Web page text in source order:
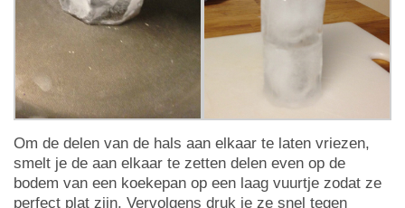
Om de delen van de hals aan elkaar te laten vriezen,
smelt je de aan elkaar te zetten delen even op de
bodem van een koekepan op een laag vuurtje zodat ze
perfect plat zijn. Vervolgens druk je ze snel tegen